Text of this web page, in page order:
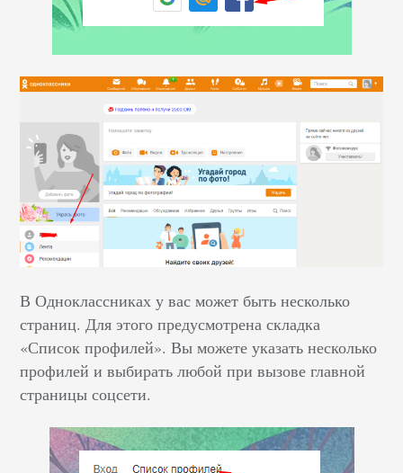
В Одноклассниках у вас может быть несколько
страниц. Для этого предусмотрена складка
«Список профилей». Вы можете указать несколько
профилей и выбирать любой при вызове главной
страницы соцсети.